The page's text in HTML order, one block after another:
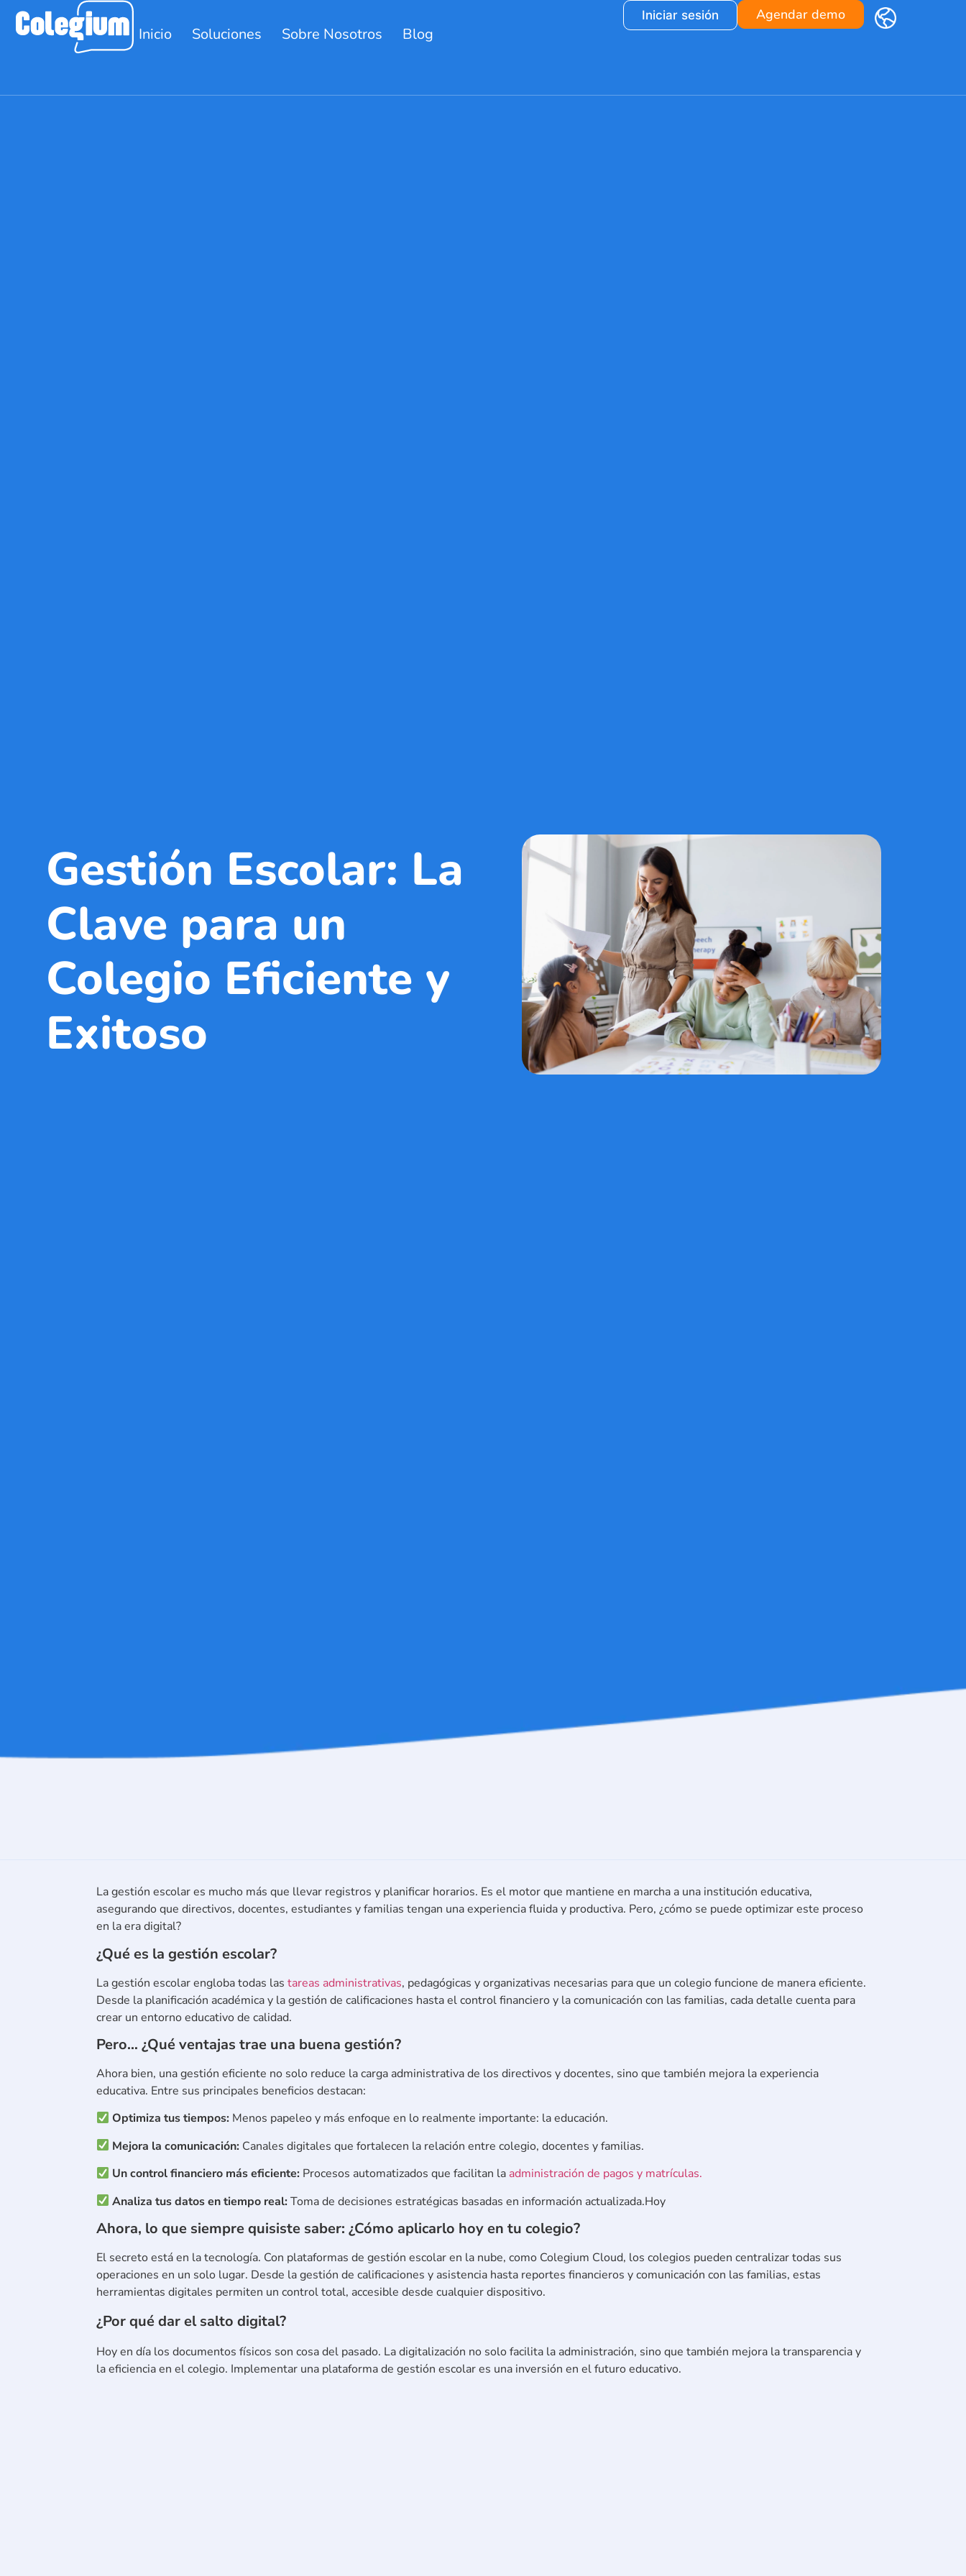
Inicio Soluciones Sobre Nosotros Blog
Iniciar sesión Agendar demo
Gestión Escolar: La
Clave para un
Colegio Eficiente y
Exitoso
La gestión escolar es mucho más que llevar registros y planificar horarios. Es el motor que mantiene en marcha a una institución educativa,
asegurando que directivos, docentes, estudiantes y familias tengan una experiencia fluida y productiva. Pero, ¿cómo se puede optimizar este proceso
en la era digital?
¿Qué es la gestión escolar?
La gestión escolar engloba todas las tareas administrativas, pedagógicas y organizativas necesarias para que un colegio funcione de manera eficiente.
Desde la planificación académica y la gestión de calificaciones hasta el control financiero y la comunicación con las familias, cada detalle cuenta para
crear un entorno educativo de calidad.
Pero… ¿Qué ventajas trae una buena gestión?
Ahora bien, una gestión eficiente no solo reduce la carga administrativa de los directivos y docentes, sino que también mejora la experiencia
educativa. Entre sus principales beneficios destacan:
Optimiza tus tiempos: Menos papeleo y más enfoque en lo realmente importante: la educación.
Mejora la comunicación: Canales digitales que fortalecen la relación entre colegio, docentes y familias.
Un control financiero más eficiente: Procesos automatizados que facilitan la administración de pagos y matrículas.
Analiza tus datos en tiempo real: Toma de decisiones estratégicas basadas en información actualizada.Hoy
Ahora, lo que siempre quisiste saber: ¿Cómo aplicarlo hoy en tu colegio?
El secreto está en la tecnología. Con plataformas de gestión escolar en la nube, como Colegium Cloud, los colegios pueden centralizar todas sus
operaciones en un solo lugar. Desde la gestión de calificaciones y asistencia hasta reportes financieros y comunicación con las familias, estas
herramientas digitales permiten un control total, accesible desde cualquier dispositivo.
¿Por qué dar el salto digital?
Hoy en día los documentos físicos son cosa del pasado. La digitalización no solo facilita la administración, sino que también mejora la transparencia y
la eficiencia en el colegio. Implementar una plataforma de gestión escolar es una inversión en el futuro educativo.